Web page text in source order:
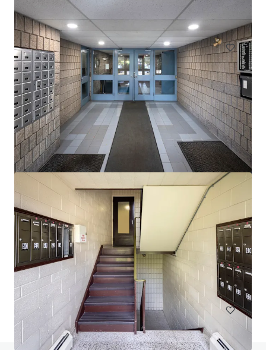
居住/多户住宅
Head House Flats
528 S 2nd St, Philadelphia, PA, 19147-2452, US
47 单元
居住/多户住宅